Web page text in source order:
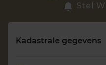
Stel
Kadastrale gegevens